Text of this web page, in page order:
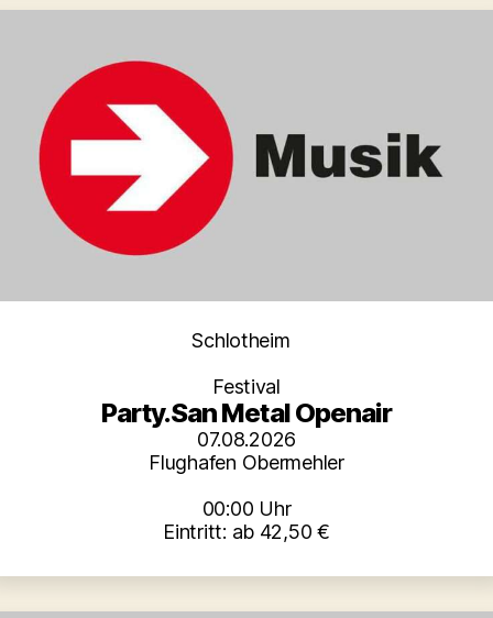
Kategorien
Schlotheim
Festival
Party.San Metal Openair
07.08.2026
Flughafen Obermehler
00:00 Uhr
Eintritt: ab 42,50 €